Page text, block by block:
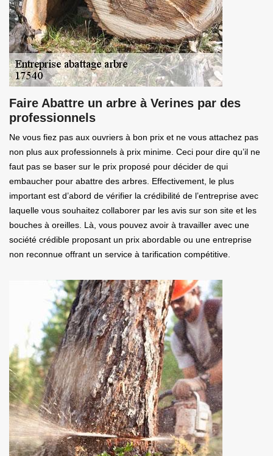
Faire Abattre un arbre à Verines par des
professionnels
Ne vous fiez pas aux ouvriers à bon prix et ne vous attachez pas
non plus aux professionnels à prix minime. Ceci pour dire qu’il ne
faut pas se baser sur le prix proposé pour décider de qui
embaucher pour abattre des arbres. Effectivement, le plus
important est d’abord de vérifier la crédibilité de l’entreprise avec
laquelle vous souhaitez collaborer par les avis sur son site et les
bouches à oreilles. Là, vous pouvez avoir à travailler avec une
société crédible proposant un prix abordable ou une entreprise
non reconnue offrant un service à tarification compétitive.